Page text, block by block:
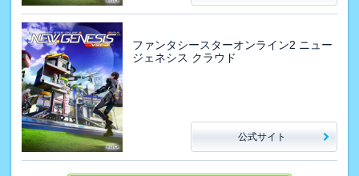
ファンタシースターオンライン2 ニュー
ジェネシス クラウド
公式サイト